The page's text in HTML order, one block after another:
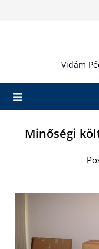
Vidám
Minőségi